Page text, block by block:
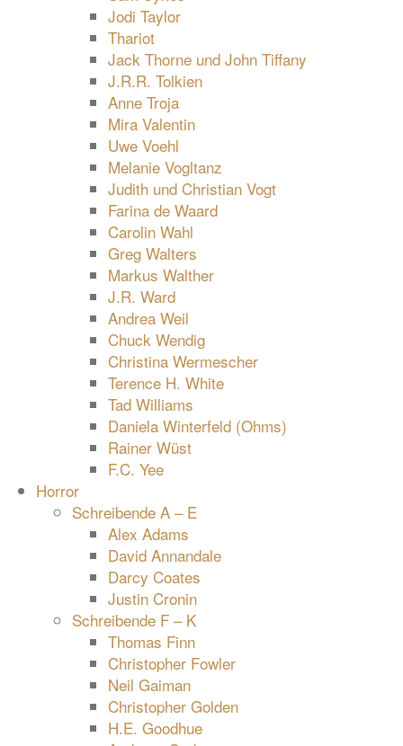
Jodi Taylor
Thariot
Jack Thorne und John Tiffany
J.R.R. Tolkien
Anne Troja
Mira Valentin
Uwe Voehl
Melanie Vogltanz
Judith und Christian Vogt
Farina de Waard
Carolin Wahl
Greg Walters
Markus Walther
J.R. Ward
Andrea Weil
Chuck Wendig
Christina Wermescher
Terence H. White
Tad Williams
Daniela Winterfeld (Ohms)
Rainer Wüst
F.C. Yee
Horror
Schreibende A – E
Alex Adams
David Annandale
Darcy Coates
Justin Cronin
Schreibende F – K
Thomas Finn
Christopher Fowler
Neil Gaiman
Christopher Golden
H.E. Goodhue